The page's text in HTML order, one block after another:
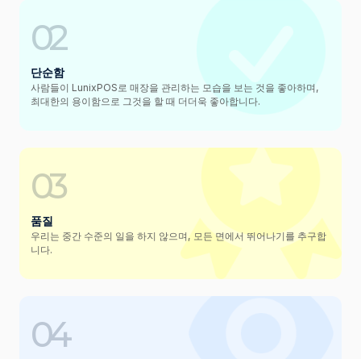
02
단순함
사람들이 LunixPOS로 매장을 관리하는 모습을 보는 것을 좋아하며,
최대한의 용이함으로 그것을 할 때 더더욱 좋아합니다.
03
품질
우리는 중간 수준의 일을 하지 않으며, 모든 면에서 뛰어나기를 추구합
니다.
04